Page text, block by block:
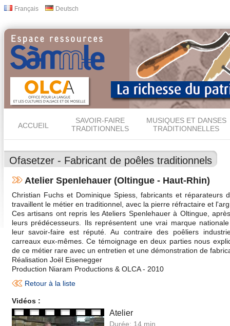
Français Deutsch
ACCUEIL
SAVOIR-FAIRE
TRADITIONNELS
MUSIQUES ET DANSES
TRADITIONNELLES
Ofasetzer - Fabricant de poêles traditionnels
Atelier Spenlehauer (Oltingue - Haut-Rhin)
Christian Fuchs et Dominique Spiess, fabricants et réparateurs
travaillent le métier en traditionnel, avec la pierre réfractaire et
Ces artisans ont repris les Ateliers Spenlehauer à Oltingue,
leurs prédécesseurs. Ils représentent une vrai marque
leur savoir-faire est réputé. Au contraire des poêliers
carreaux eux-mêmes. Ce témoignage en deux parties nous
de ce métier rare avec un entretien et une démonstration de
Réalisation Joël Eisenegger
Production Niaram Productions & OLCA - 2010
Retour à la liste
Vidéos :
Atelier
Durée: 14 min